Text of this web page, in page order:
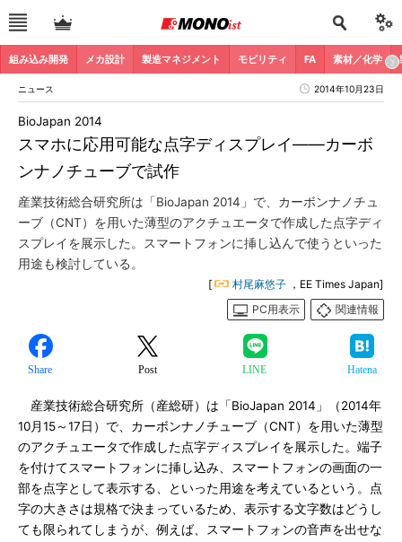
組み込み開発 メカ設計 製造マネジメント モビリティ FA 素材／化学
ニュース 2014年10月23日
スマホに応用可能な点字ディスプレイ――カーボ
ンナノチューブで試作
BioJapan 2014
産業技術総合研究所は「BioJapan 2014」で、カーボンナノチュ
ーブ（CNT）を用いた薄型のアクチュエータで作成した点字ディ
スプレイを展示した。スマートフォンに挿し込んで使うといった
用途も検討している。
[ 村尾麻悠子 ，EE Times Japan]
PC用表示
関連情報
Share Post LINE Hatena
産業技術総合研究所（産総研）は「BioJapan 2014」（2014年
10月15～17日）で、カーボンナノチューブ（CNT）を用いた薄型
のアクチュエータで作成した点字ディスプレイを展示した。端子
を付けてスマートフォンに挿し込み、スマートフォンの画面の一
部を点字として表示する、といった用途を考えているという。点
字の大きさは規格で決まっているため、表示する文字数はどうし
ても限られてしまうが、例えば、スマートフォンの音声を出せな